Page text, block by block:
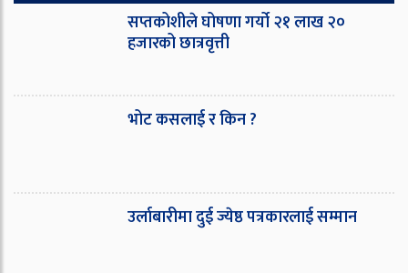
सप्तकोशीले घोषणा गर्यो २१ लाख २०
हजारको छात्रवृत्ती
भोट कसलाई र किन ?
उर्लाबारीमा दुई ज्येष्ठ पत्रकारलाई सम्मान